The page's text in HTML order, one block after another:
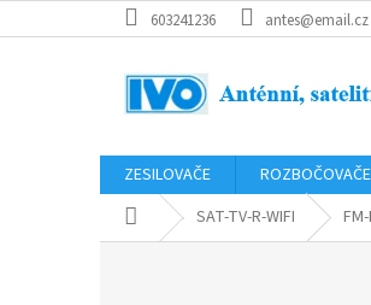
na
603241236 antes@email.cz
ZESILOVAČE
Domů SAT-TV-R-WIFI